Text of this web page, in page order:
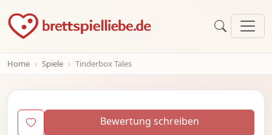
Home Spiele Tinderbox Tales
Bewertung schreiben